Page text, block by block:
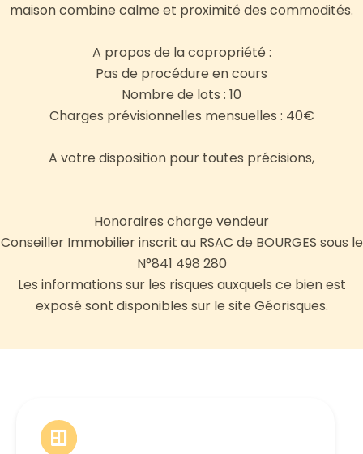
maison combine calme et proximité des commodités.
A propos de la copropriété :
Pas de procédure en cours
Nombre de lots : 10
Charges prévisionnelles mensuelles : 40€
A votre disposition pour toutes précisions,
Honoraires charge vendeur
Conseiller Immobilier inscrit au RSAC de BOURGES sous le
N°841 498 280
Les informations sur les risques auxquels ce bien est
exposé sont disponibles sur le site Géorisques.